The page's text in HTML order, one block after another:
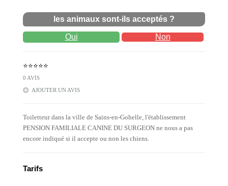
les animaux sont-ils acceptés ?
Oui Non
⭐⭐⭐⭐⭐
0 AVIS
AJOUTER UN AVIS
Toiletteur dans la ville de Sains-en-Gohelle, l'établissement
PENSION FAMILIALE CANINE DU SURGEON ne nous a pas
encore indiqué si il accepte ou non les chiens.
Tarifs